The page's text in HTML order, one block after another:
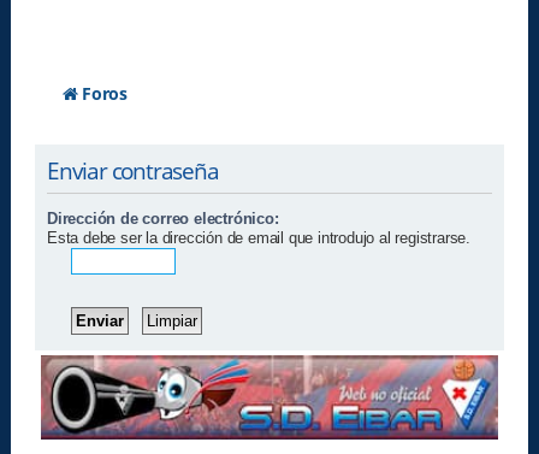
Foros
Enviar contraseña
Dirección de correo electrónico:
Esta debe ser la dirección de email que introdujo al registrarse.